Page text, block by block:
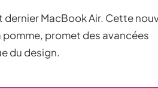
dernier MacBook Air. Cette
pomme, promet des avancées
du design.